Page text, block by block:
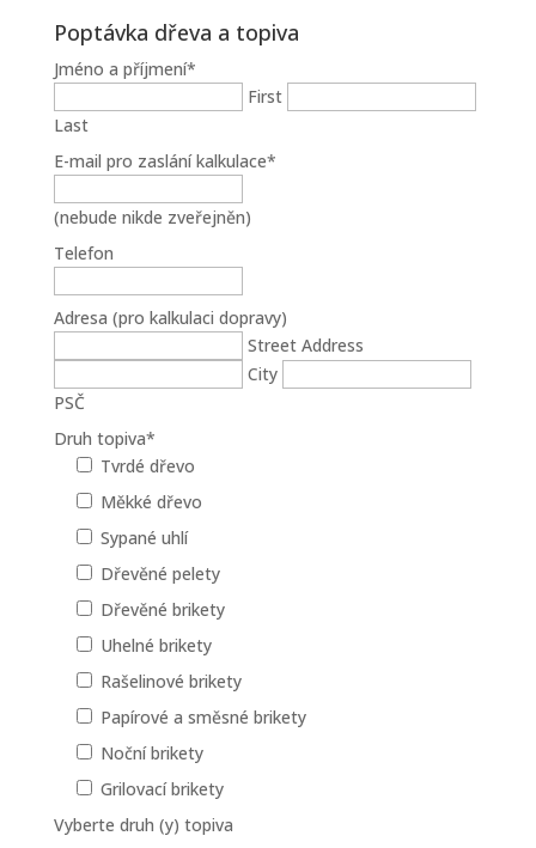
Poptávka dřeva a topiva
Jméno a příjmení*
First
Last
E-mail pro zaslání kalkulace*
(nebude nikde zveřejněn)
Telefon
Adresa (pro kalkulaci dopravy)
Street Address
City
PSČ
Druh topiva*
Tvrdé dřevo
Měkké dřevo
Sypané uhlí
Dřevěné pelety
Dřevěné brikety
Uhelné brikety
Rašelinové brikety
Papírové a směsné brikety
Noční brikety
Grilovací brikety
Vyberte druh (y) topiva